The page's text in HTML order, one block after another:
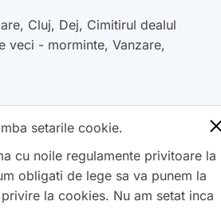
, Cluj, Dej, Cimitirul dealul
veci - morminte, Vanzare,
2 3 Next »
setarile cookie.
cu noile regulamente privitoare la
obligati de lege sa va punem la
la cookies. Nu am setat inca